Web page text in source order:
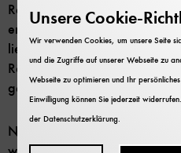
Recht schleierhaft ist, wie und
entstanden sind. Das James-
liefert nun seit fast einem Jahr
Rätsel schon lösen? Rätselhaft
gemessene Ausbruch an
Nach dem Rückblick auf die
Unsere Cookie-
Wir verwenden Cookies, um unsere Seite
und die Zugriffe auf unserer Webseite zu
Webseite zu optimieren und Ihr
Einwilligung können Sie jederzeit
derDatenschutzerklärung.